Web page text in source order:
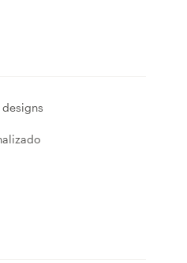
designs